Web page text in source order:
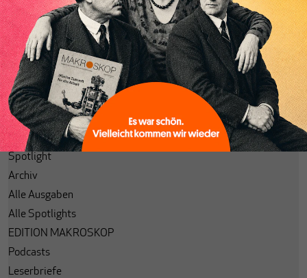
Abonnieren
Anmelden
Passwort vergessen?
Code einlösen
Lesezeichen
Aktuelle Ausgabe
Themenhefte
Spotlight
Archiv
Alle Ausgaben
Alle Spotlights
EDITION MAKROSKOP
Podcasts
Leserbriefe